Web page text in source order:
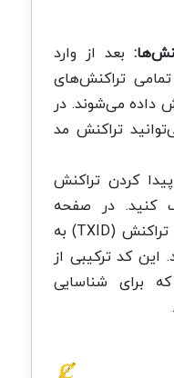
بعد از وارد
تراکنش‌های
داده می‌شوند. در
تراکنش مد
کردن تراکنش
کنید. در صفحه
جزئیات تراکنش، شناسه تراکنش (TXID) به
کد ترکیبی از
برای شناسایی